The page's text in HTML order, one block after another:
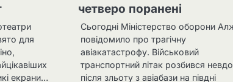
для
екрани…
четверо поранені
Сьогодні Міністерство оборони
повідомило про трагічну
авіакатастрофу. Військовий
транспортний літак розбився
після зльоту з авіабази на півдні